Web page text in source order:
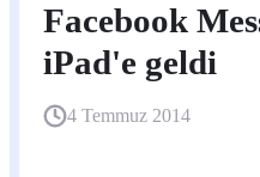
Facebook
iPad'e geldi
4 Temmuz 2014